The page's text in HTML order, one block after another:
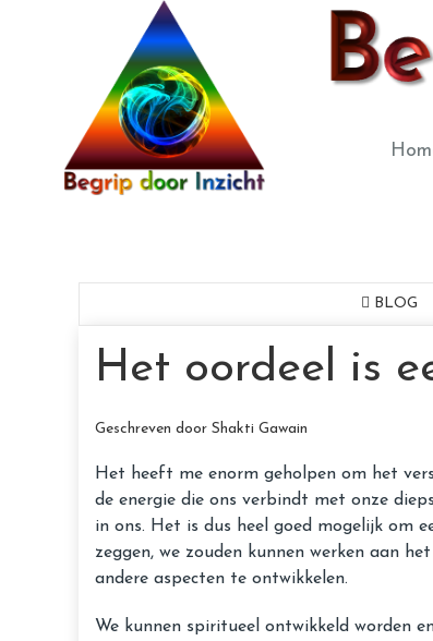
BLOG
Het oordeel is
Geschreven door Shakti Gawain
Het heeft me enorm geholpen om het
de energie die ons verbindt met onze
in ons. Het is dus heel goed mogelijk om
zeggen, we zouden kunnen werken aan
andere aspecten te ontwikkelen.
We kunnen spiritueel ontwikkeld worden